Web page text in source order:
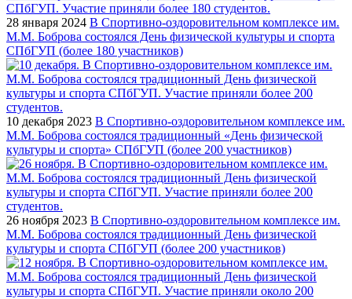
28 января 2024 В Спортивно-оздоровительном комплексе им.
М.М. Боброва состоялся День физической культуры и спорта
СПбГУП (более 180 участников)
10 декабря 2023 В Спортивно-оздоровительном комплексе им.
М.М. Боброва состоялся традиционный «День физической
культуры и спорта» СПбГУП (более 200 участников)
26 ноября 2023 В Спортивно-оздоровительном комплексе им.
М.М. Боброва состоялся традиционный День физической
культуры и спорта СПбГУП (более 200 участников)